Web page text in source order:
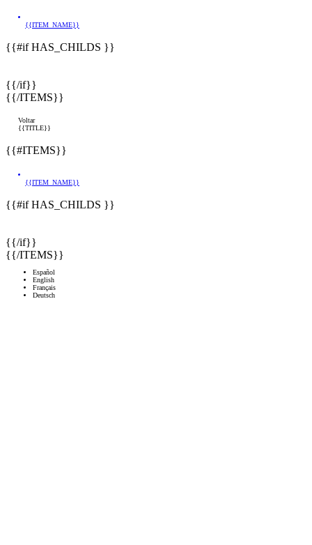
{{ITEM_NAME}}
{{#if HAS_CHILDS }}
{{/if}}
{{/ITEMS}}
Voltar
{{TITLE}}
{{#ITEMS}}
{{ITEM_NAME}}
{{#if HAS_CHILDS }}
{{/if}}
{{/ITEMS}}
Español
English
Français
Deutsch